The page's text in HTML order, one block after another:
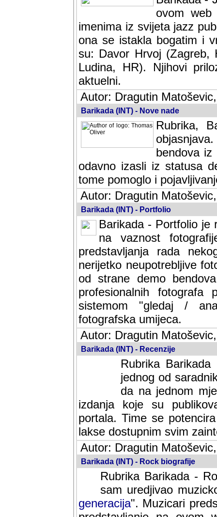
ovom web
imenima iz svijeta jazz
ona se istakla bogatim i
su: Davor Hrvoj (Zagreb,
Ludina, HR). Njihovi
aktuelni.
Autor: Dragutin
Barikada (INT) - Nove nade
Rubrika,
bendova
odavno izasli iz statusa
tome pomoglo i
Autor: Dragutin
Barikada (INT) - Portfolio
Barikada - Portfolio je
na vaznost
predstavljanja rada
nerijetko neupotrebljive
od strane demo
profesionalnih fotografa
sistemom "gledaj /
fotografska umijeca.
Autor: Dragutin
Barikada (INT) - Recenzije
Rubrika
jednog od
da na jednom
izdanja koje su
portala. Time se
lakse dostupnim svim
Autor: Dragutin
Barikada (INT) - Rock biografije
Rubrika Barikada -
sam uredjivao
generacija". Muzicari